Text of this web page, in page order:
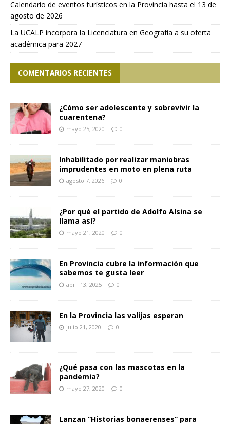
Calendario de eventos turísticos en la Provincia hasta el 13 de
agosto de 2026
La UCALP incorpora la Licenciatura en Geografía a su oferta
académica para 2027
COMENTARIOS RECIENTES
¿Cómo ser adolescente y sobrevivir la
cuarentena?
mayo 25, 2020 0
Inhabilitado por realizar maniobras
imprudentes en moto en plena ruta
agosto 7, 2026 0
¿Por qué el partido de Adolfo Alsina se
llama así?
mayo 21, 2020 0
En Provincia cubre la información que
sabemos te gusta leer
abril 13, 2025 0
En la Provincia las valijas esperan
julio 21, 2020 0
¿Qué pasa con las mascotas en la
pandemia?
mayo 27, 2020 0
Lanzan “Historias bonaerenses” para